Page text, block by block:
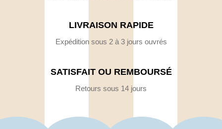
LIVRAISON RAPIDE
Expédition sous 2 à 3 jours ouvrés
SATISFAIT OU REMBOURSÉ
Retours sous 14 jours